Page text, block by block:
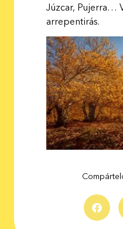
Júzcar, Pujerra…
arrepentirás.